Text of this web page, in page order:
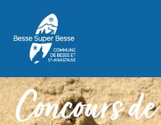
Concours